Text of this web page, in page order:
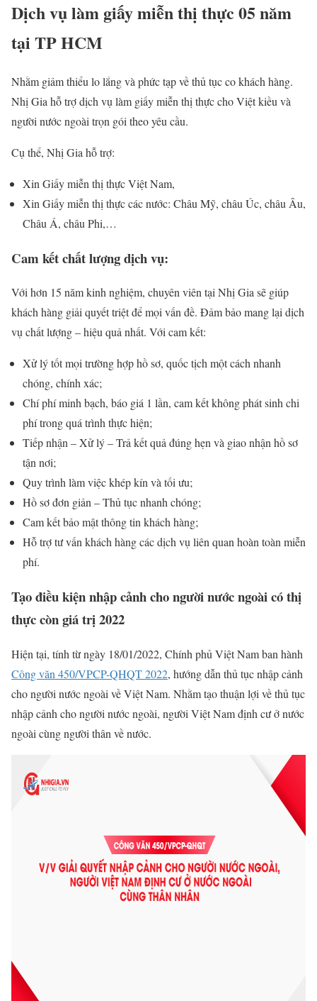
Dịch vụ làm giấy miễn thị thực 05 năm
tại TP HCM
Nhằm giảm thiểu lo lắng và phức tạp về thủ tục co khách hàng.
Nhị Gia hỗ trợ dịch vụ làm giấy miễn thị thực cho Việt kiều và
người nước ngoài trọn gói theo yêu cầu.
Cụ thể, Nhị Gia hỗ trợ:
Xin Giấy miễn thị thực Việt Nam,
Xin Giấy miễn thị thực các nước: Châu Mỹ, châu Úc, châu Âu,
Châu Á, châu Phi,…
Cam kết chất lượng dịch vụ:
Với hơn 15 năm kinh nghiệm, chuyên viên tại Nhị Gia sẽ giúp
khách hàng giải quyết triệt để mọi vấn đề. Đảm bảo mang lại dịch
vụ chất lượng – hiệu quả nhất. Với cam kết:
Xử lý tốt mọi trường hợp hồ sơ, quốc tịch một cách nhanh
chóng, chính xác;
Chí phí minh bạch, báo giá 1 lần, cam kết không phát sinh chi
phí trong quá trình thực hiện;
Tiếp nhận – Xử lý – Trả kết quả đúng hẹn và giao nhận hồ sơ
tận nơi;
Quy trình làm việc khép kín và tối ưu;
Hồ sơ đơn giản – Thủ tục nhanh chóng;
Cam kết bảo mật thông tin khách hàng;
Hỗ trợ tư vấn khách hàng các dịch vụ liên quan hoàn toàn miễn
phí.
Tạo điều kiện nhập cảnh cho người nước ngoài có thị
thực còn giá trị 2022
Hiện tại, tính từ ngày 18/01/2022, Chính phủ Việt Nam ban hành
Công văn 450/VPCP-QHQT 2022, hướng dẫn thủ tục nhập cảnh
cho người nước ngoài về Việt Nam. Nhằm tạo thuận lợi về thủ tục
nhập cảnh cho người nước ngoài, người Việt Nam định cư ở nước
ngoài cùng người thân về nước.